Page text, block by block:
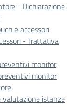
- Dichiarazione
e accessori
- Trattativa
monitor
monitor
valutazione istanze